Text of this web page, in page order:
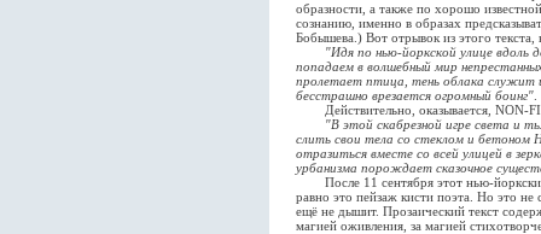
образности, а также по хорошо
сознанию, именно в образах
Бобышева.) Вот отрывок из этого
"Идя по нью-йоркской улице вдоль
попадаем в волшебный мир
пролетает птица, тень облака служит
бесстрашно врезается огромный боинг"
Действительно, оказывается, NON-
"В этой скабрезной игре света и
слить свои тела со стеклом и
отразиться вместе со всей улицей в
урбанизма порождает сказочное
После 11 сентября этот нью-
равно это пейзаж кисти поэта. Но это
ещё не дышит. Прозаический текст
магией оживления, за магией